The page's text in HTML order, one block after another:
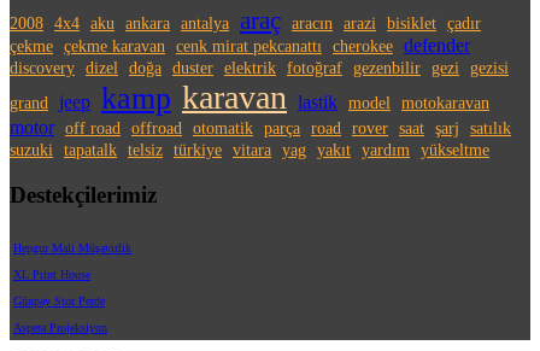
2008 4x4 aku ankara antalya araç aracın arazi bisiklet çadır
çekme çekme karavan cenk mirat pekcanattı cherokee defender
discovery dizel doğa duster elektrik fotoğraf gezenbilir gezi
gezisi
grand
jeep kamp karavan lastik model motokaravan
motor off road offroad otomatik parça road rover saat şarj
satılık
suzuki
tapatalk telsiz türkiye vitara yag yakıt yardım yükseltme
Destekçilerimiz
Hepgur Mali Müşavirlik
XL Print House
Günpay Stor Perde
Aspera Projeksiyon